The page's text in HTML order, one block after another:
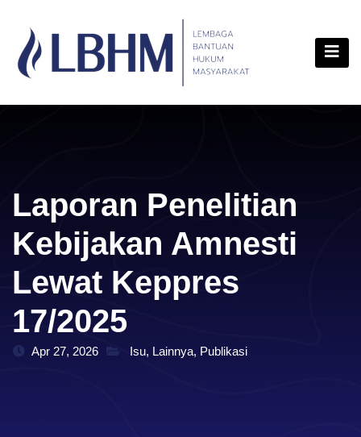
content
Laporan Penelitian
Kebijakan Amnesti
Lewat Keppres
17/2025
Apr 27, 2026 Isu, Lainnya, Publikasi